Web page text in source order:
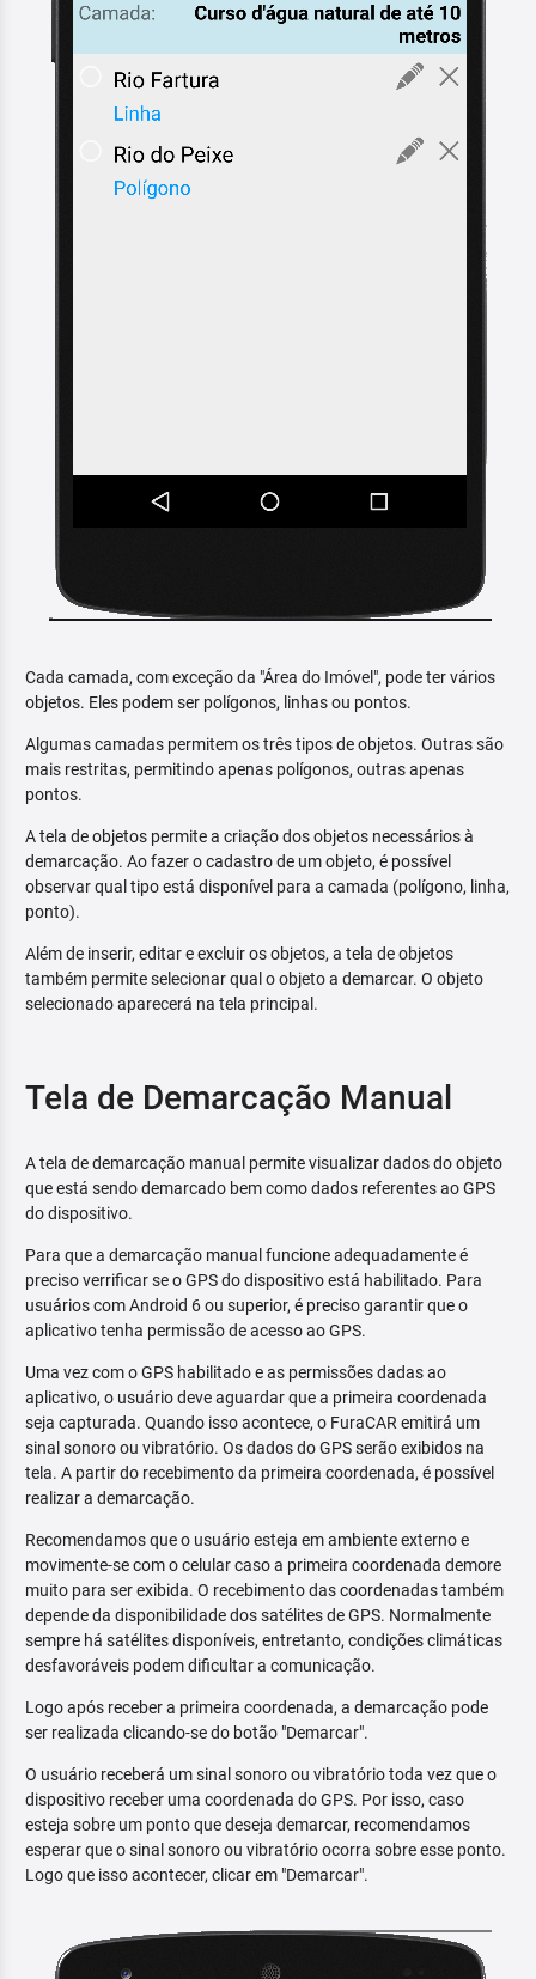
Cada camada, com exceção da "Área do Imóvel", pode ter vários
objetos. Eles podem ser polígonos, linhas ou pontos.
Algumas camadas permitem os três tipos de objetos. Outras são
mais restritas, permitindo apenas polígonos, outras apenas
pontos.
A tela de objetos permite a criação dos objetos necessários à
demarcação. Ao fazer o cadastro de um objeto, é possível
observar qual tipo está disponível para a camada (polígono, linha,
ponto).
Além de inserir, editar e excluir os objetos, a tela de objetos
também permite selecionar qual o objeto a demarcar. O objeto
selecionado aparecerá na tela principal.
Tela de Demarcação Manual
A tela de demarcação manual permite visualizar dados do objeto
que está sendo demarcado bem como dados referentes ao GPS
do dispositivo.
Para que a demarcação manual funcione adequadamente é
preciso verrificar se o GPS do dispositivo está habilitado. Para
usuários com Android 6 ou superior, é preciso garantir que o
aplicativo tenha permissão de acesso ao GPS.
Uma vez com o GPS habilitado e as permissões dadas ao
aplicativo, o usuário deve aguardar que a primeira coordenada
seja capturada. Quando isso acontece, o FuraCAR emitirá um
sinal sonoro ou vibratório. Os dados do GPS serão exibidos na
tela. A partir do recebimento da primeira coordenada, é possível
realizar a demarcação.
Recomendamos que o usuário esteja em ambiente externo e
movimente-se com o celular caso a primeira coordenada demore
muito para ser exibida. O recebimento das coordenadas também
depende da disponibilidade dos satélites de GPS. Normalmente
sempre há satélites disponíveis, entretanto, condições climáticas
desfavoráveis podem dificultar a comunicação.
Logo após receber a primeira coordenada, a demarcação pode
ser realizada clicando-se do botão "Demarcar".
O usuário receberá um sinal sonoro ou vibratório toda vez que o
dispositivo receber uma coordenada do GPS. Por isso, caso
esteja sobre um ponto que deseja demarcar, recomendamos
esperar que o sinal sonoro ou vibratório ocorra sobre esse ponto.
Logo que isso acontecer, clicar em "Demarcar".